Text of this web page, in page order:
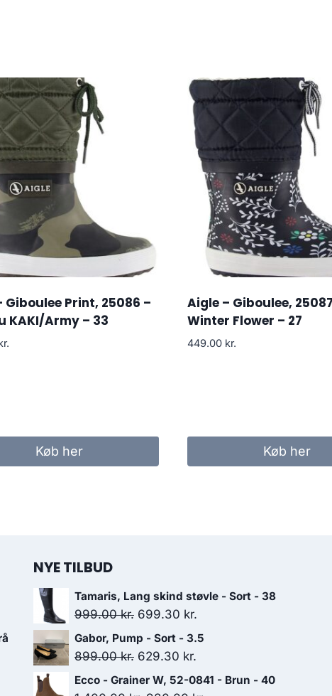
Giboulee Print, 25086 –
KAKI/Army – 33
Køb her
Aigle – Giboulee,
Winter Flower – 27
449.00 kr.
Køb her
NYE TILBUD
Tamaris, Lang skind støvle - Sort - 38
999.00kr. Den
oprindelige
pris
999.00 kr..
699.30 kr.
aktuelle
Gabor, Pump - Sort - 3.5
899.00kr. Den
oprindelige
629.30 kr.
aktuelle
Ecco - Grainer W, 52-0841 - Brun - 40